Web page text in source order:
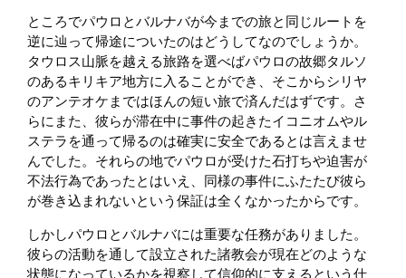
ところでパウロとバルナバが今までの旅と同じルートを
逆に辿って帰途についたのはどうしてなのでしょうか。
タウロス山脈を越える旅路を選べばパウロの故郷タルソ
のあるキリキア地方に入ることができ、そこからシリヤ
のアンテオケまではほんの短い旅で済んだはずです。さ
らにまた、彼らが滞在中に事件の起きたイコニオムやル
ステラを通って帰るのは確実に安全であるとは言えませ
んでした。それらの地でパウロが受けた石打ちや迫害が
不法行為であったとはいえ、同様の事件にふたたび彼ら
が巻き込まれないという保証は全くなかったからです。
しかしパウロとバルナバには重要な任務がありました。
彼らの活動を通して設立された諸教会が現在どのような
状態になっているかを視察して信仰的に支えるという仕